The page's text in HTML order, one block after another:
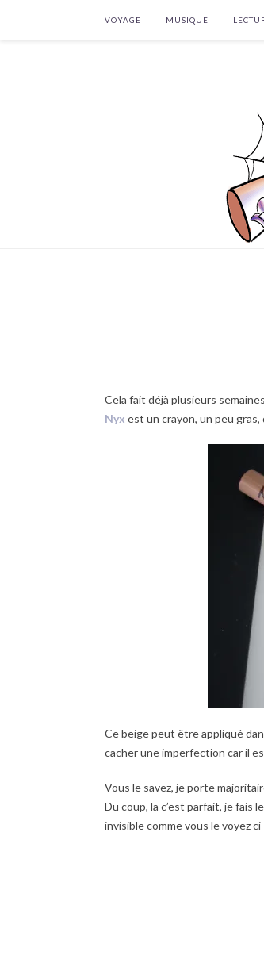
VOYAGE MUSIQUE
Cela fait déjà plusieurs
Nyx est un crayon, un peu
Ce beige peut être appliqué
cacher une imperfection car il
Vous le savez, je porte
Du coup, la c’est parfait, je fais
invisible comme vous le voyez